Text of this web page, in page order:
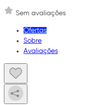
Sem avaliações
Ofertas
Sobre
Avaliações